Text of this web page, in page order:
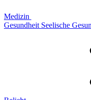
Medizin
Gesundheit Seelische